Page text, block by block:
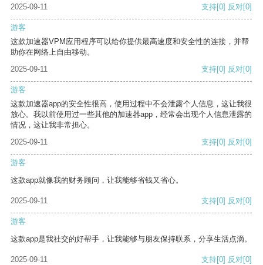
2025-09-11
支持[0] 反对[0]
游客
这款加速器VPM应用程序可以给你提供最高速度和安全性的连接，并帮
助你在网络上自由移动。
2025-09-11
支持[0] 反对[0]
游客
这款加速器app的安全性很高，使用过程中不会泄露个人信息，这让我很
放心。我以前使用过一些其他的加速器app，经常会出现个人信息泄露的
情况，这让我非常担心。
2025-09-11
支持[0] 反对[0]
游客
这款app就像我的财务顾问，让我能够省钱又省心。
2025-09-11 支持[0] 反对[0]
游客
这款app是我社交的好帮手，让我能够与朋友保持联系，分享生活点滴。
2025-09-11 支持[0] 反对[0]